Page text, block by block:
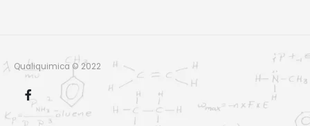
Qualiquimica © 2022